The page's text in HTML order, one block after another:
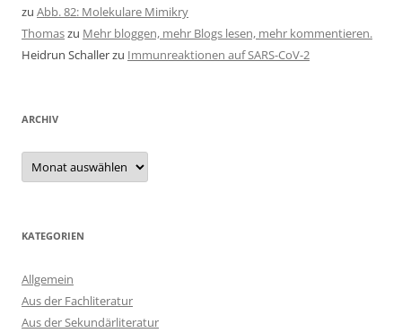
zu Abb. 82: Molekulare Mimikry
Thomaszu Mehr bloggen, mehr Blogs lesen, mehr kommentieren.
Heidrun Schallerzu Immunreaktionen auf SARS-CoV-2
ARCHIV
Archiv
KATEGORIEN
Allgemein
Aus der Fachliteratur
Aus der Sekundärliteratur